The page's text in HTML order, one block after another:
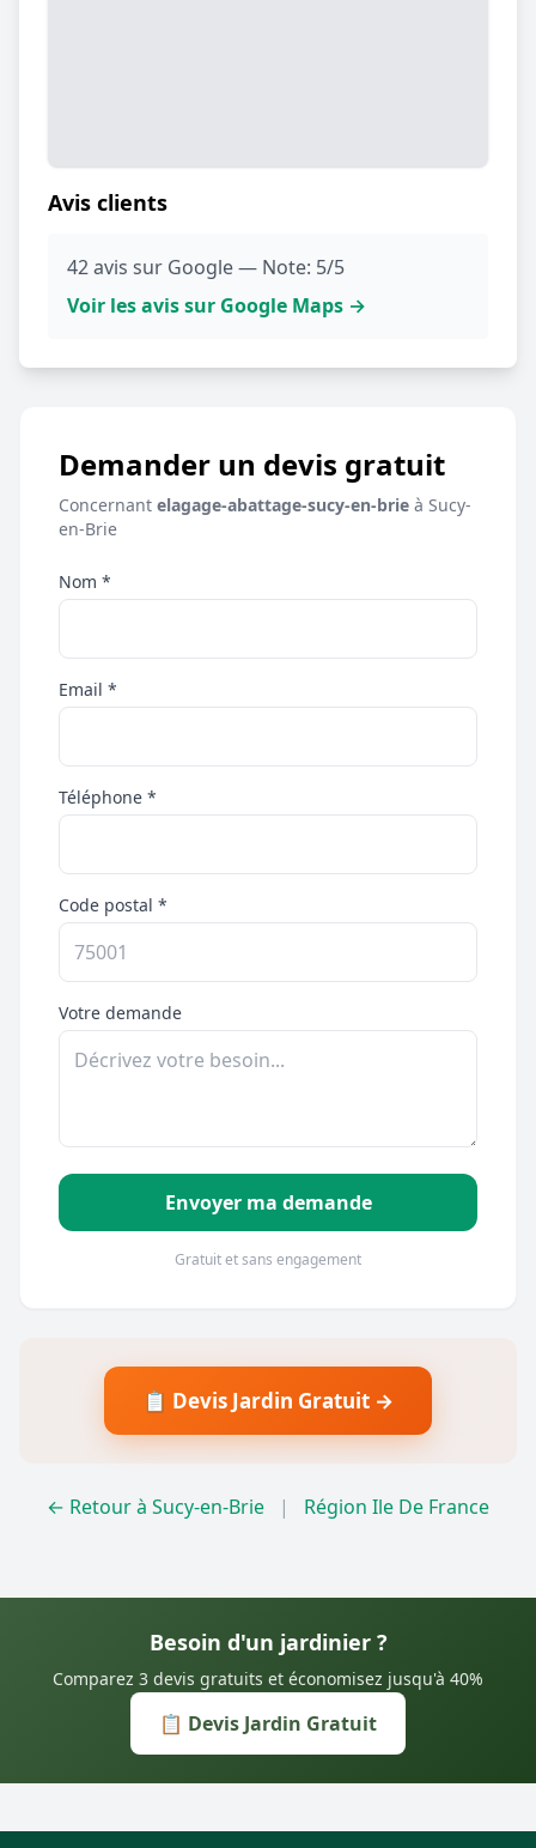
Avis clients
42 avis sur Google — Note: 5/5
Voir les avis sur Google Maps →
Demander un devis gratuit
Concernant elagage-abattage-sucy-en-brie à Sucy-
en-Brie
Nom *
Email *
Téléphone *
Code postal *
Votre demande
Envoyer ma demande
Gratuit et sans engagement
📋 Devis Jardin Gratuit →
← Retour à Sucy-en-Brie | Région Ile De France
Besoin d'un jardinier ?
Comparez 3 devis gratuits et économisez jusqu'à 40%
📋 Devis Jardin Gratuit